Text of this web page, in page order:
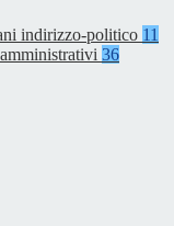
indirizzo-politico 11
36